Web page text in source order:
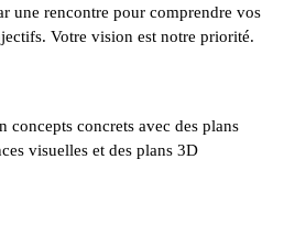
une rencontre pour comprendre vos
Votre vision est notre priorité.
concepts concrets avec des plans
visuelles et des plans 3D